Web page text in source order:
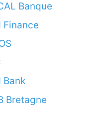
Banque
Finance
Bank
Bretagne